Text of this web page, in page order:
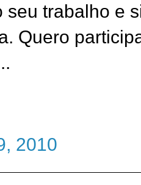
seu trabalho e
Quero
2010